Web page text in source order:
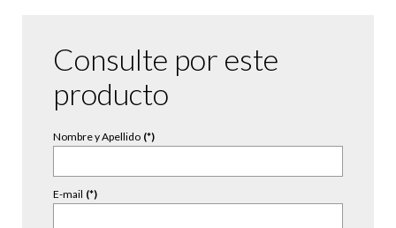
Consulte por este
producto
Nombre y Apellido (*)
E-mail (*)